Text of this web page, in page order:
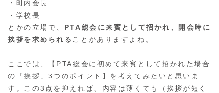
・町内会長
・学校長
とかの立場で、 PTA総会に来賓として招かれ、開会時に
挨拶を求められる ことがありますよね。
ここでは、【PTA総会に初めて来賓として招かれた場合
の「挨拶」3つのポイント】を考えてみたいと思いま
す。この3点を抑えれば、内容は薄くても（挨拶が短く